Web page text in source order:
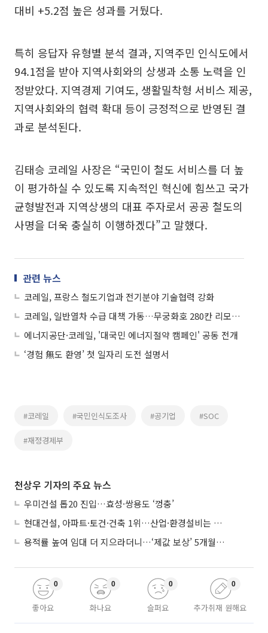
대비 +5.2점 높은 성과를 거뒀다.
특히 응답자 유형별 분석 결과, 지역주민 인식도에서
94.1점을 받아 지역사회와의 상생과 소통 노력을 인
정받았다. 지역경제 기여도, 생활밀착형 서비스 제공,
지역사회와의 협력 확대 등이 긍정적으로 반영된 결
과로 분석된다.
김태승 코레일 사장은 “국민이 철도 서비스를 더 높
이 평가하실 수 있도록 지속적인 혁신에 힘쓰고 국가
균형발전과 지역상생의 대표 주자로서 공공 철도의
사명을 더욱 충실히 이행하겠다”고 말했다.
관련 뉴스
코레일, 프랑스 철도기업과 전기분야 기술협력 강화
코레일, 일반열차 수급 대책 가동…무궁화호 280칸 리모델링
에너지공단·코레일, '대국민 에너지절약 캠페인' 공동 전개
‘경험 無도 환영’ 첫 일자리 도전 설명서
#코레일 #국민인식도조사 #공기업 #SOC
#재정경제부
천상우 기자의 주요 뉴스
우미건설 톱20 진입…효성·쌍용도 ‘껑충’
현대건설, 아파트·토건·건축 1위…산업·환경설비는 삼성E&A
용적률 높여 임대 더 지으라더니…‘제값 보상’ 5개월째 국회에 발목
좋아요
0
화나요
0
슬퍼요
0
추가취재 원해요
0